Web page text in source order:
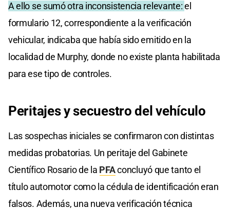
A ello se sumó otra inconsistencia relevante:el
formulario 12, correspondiente a la verificación
vehicular, indicaba que había sido emitido en la
localidad de Murphy, donde no existe planta habilitada
para ese tipo de controles.
Peritajes y secuestro del vehículo
Las sospechas iniciales se confirmaron con distintas
medidas probatorias. Un peritaje del Gabinete
Científico Rosario de la PFAconcluyó que tanto el
título automotor como la cédula de identificación eran
falsos. Además, una nueva verificación técnica